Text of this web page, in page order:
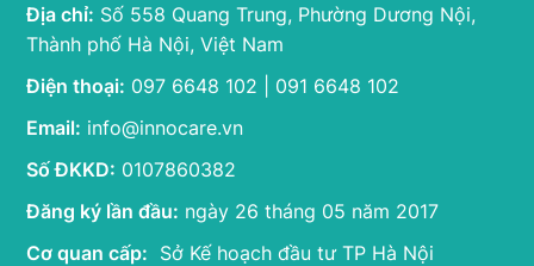
Địa chỉ: Số 558 Quang Trung, Phường Dương Nội,
Thành phố Hà Nội, Việt Nam
Điện thoại: 097 6648 102 | 091 6648 102
Email: info@innocare.vn
Số ĐKKD: 0107860382
Đăng ký lần đầu: ngày 26 tháng 05 năm 2017
Cơ quan cấp: Sở Kế hoạch đầu tư TP Hà Nội